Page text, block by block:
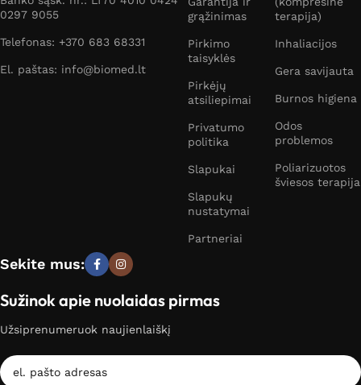
0297 9055
Telefonas: +370 683 68331
El. paštas: info@biomed.lt
grąžinimas
Pirkimo
taisyklės
Pirkėjų
atsiliepimai
Privatumo
politika
Slapukai
Slapukų
nustatymai
Partneriai
terapija)
Inhaliacijos
Gera savijauta
Burnos higiena
Odos
problemos
Poliarizuotos
šviesos terapija
Sekite mus:
Sužinok apie nuolaidas pirmas
Užsiprenumeruok naujienlaiškį